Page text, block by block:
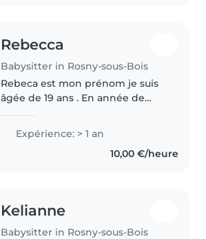
Rebecca
Babysitter in Rosny-sous-Bois
Rebeca est mon prénom je suis
âgée de 19 ans . En année de
gardes d'enfants.J'aime la danse,
la musique les jeux et cela me
ferait plaisir de le faire..
Expérience: > 1 an
10,00 €/heure
Kelianne
Babysitter in Rosny-sous-Bois